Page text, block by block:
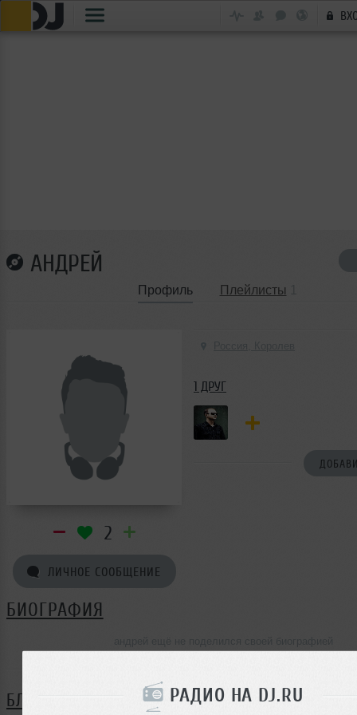
РАДИО НА DJ.RU
АНДРЕЙ
Профиль Плейлисты
2
ЛИЧНОЕ СООБЩЕНИЕ
1 ДРУГ
БИОГРАФИЯ
БЛОГ